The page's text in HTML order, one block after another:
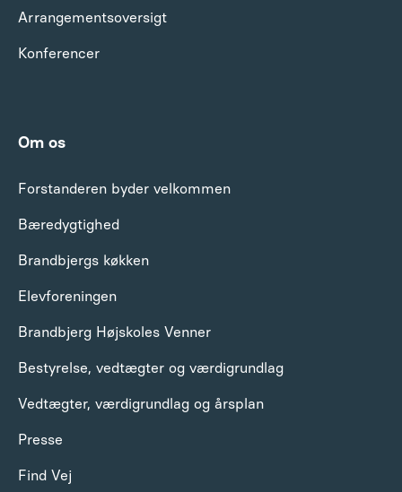
Arrangements­oversigt
Konferencer
Om os
Forstanderen byder velkommen
Bæredygtighed
Brandbjergs køkken
Elevforeningen
Brandbjerg Højskoles Venner
Bestyrelse, vedtægter og værdigrundlag
Vedtægter, værdigrundlag og årsplan
Presse
Find Vej